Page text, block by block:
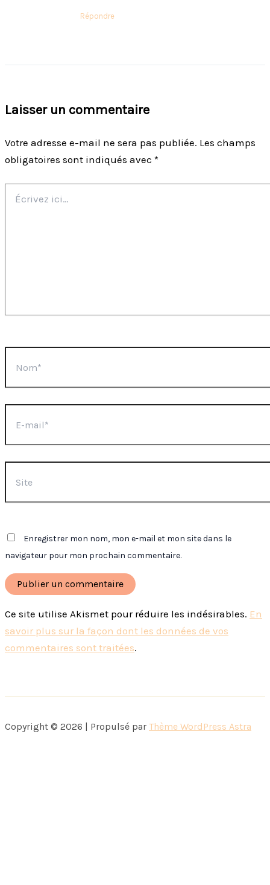
Répondre
Laisser un commentaire
Votre adresse e-mail ne sera pas publiée. Les champs
obligatoires sont indiqués avec *
ici…
mail*
Enregistrer mon nom, mon e-mail et mon site dans le
navigateur pour mon prochain commentaire.
Ce site utilise Akismet pour réduire les indésirables. En
savoir plus sur la façon dont les données de vos
commentaires sont traitées.
Copyright © 2026 | Propulsé par Thème WordPress Astra